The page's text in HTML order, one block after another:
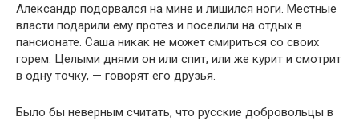
Александр подорвался на мине и лишился ноги. Местные
власти подарили ему протез и поселили на отдых в
пансионате. Саша никак не может смириться со своих
горем. Целыми днями он или спит, или же курит и смотрит
в одну точку, — говорят его друзья.
Было бы неверным считать, что русские добровольцы в